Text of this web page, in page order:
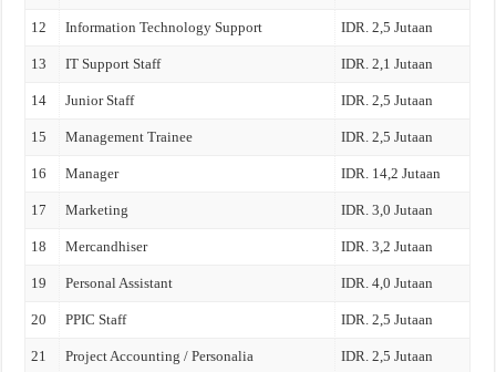
12 Information Technology Support IDR. 2,5 Jutaan
13 IT Support Staff IDR. 2,1 Jutaan
14 Junior Staff IDR. 2,5 Jutaan
15 Management Trainee IDR. 2,5 Jutaan
16 Manager IDR. 14,2 Jutaan
17 Marketing IDR. 3,0 Jutaan
18 Mercandhiser IDR. 3,2 Jutaan
19 Personal Assistant IDR. 4,0 Jutaan
20 PPIC Staff IDR. 2,5 Jutaan
21 Project Accounting / Personalia IDR. 2,5 Jutaan